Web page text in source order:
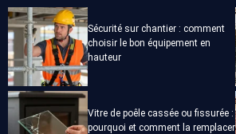
Sécurité sur chantier : comment
choisir le bon équipement en
hauteur
Vitre de poêle cassée ou fissurée :
pourquoi et comment la remplacer